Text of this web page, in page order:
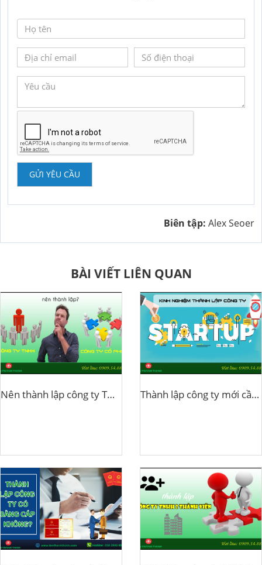
GỬI YÊU CẦU
Biên tập: Alex Seoer
BÀI VIẾT LIÊN QUAN
Nên thành lập công ty TNHH hay cổ phần? Thành lập công ty mới cần lưu ý gì?